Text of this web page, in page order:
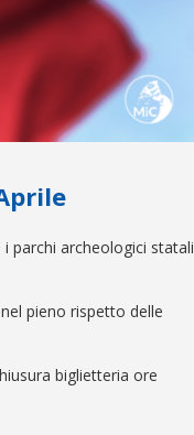
i parchi archeologici statali
pieno rispetto delle
biglietteria ore